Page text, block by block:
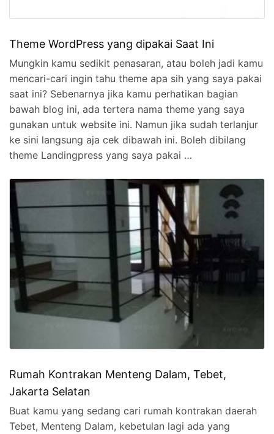
Theme WordPress yang dipakai Saat Ini
Mungkin kamu sedikit penasaran, atau boleh jadi kamu
mencari-cari ingin tahu theme apa sih yang saya pakai
saat ini? Sebenarnya jika kamu perhatikan bagian
bawah blog ini, ada tertera nama theme yang saya
gunakan untuk website ini. Namun jika sudah terlanjur
ke sini langsung aja cek dibawah ini. Boleh dibilang
theme Landingpress yang saya pakai …
Rumah Kontrakan Menteng Dalam, Tebet,
Jakarta Selatan
Buat kamu yang sedang cari rumah kontrakan daerah
Tebet, Menteng Dalam, kebetulan lagi ada yang